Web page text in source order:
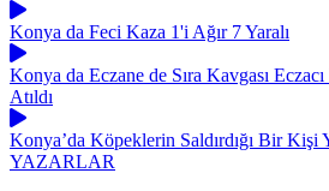
Konya da Feci Kaza 1'i Ağır 7 Yaralı
Konya da Eczane de Sıra Kavgası
Atıldı
Konya’da Köpeklerin Saldırdığı Bir Kişi
YAZARLAR